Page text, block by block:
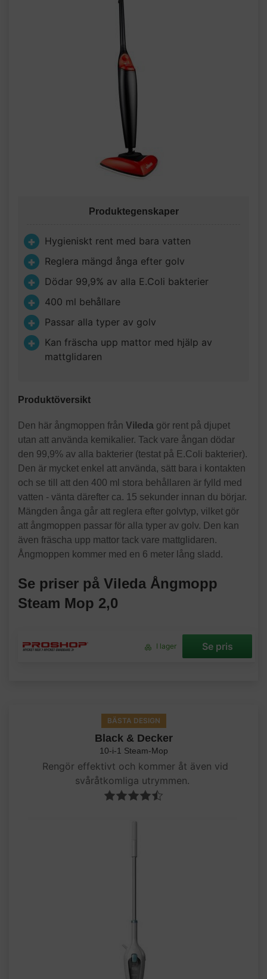
Produktegenskaper
Hygieniskt rent med bara vatten
Reglera mängd ånga efter golv
Dödar 99,9% av alla E.Coli bakterier
400 ml behållare
Passar alla typer av golv
Kan fräscha upp mattor med hjälp av
mattglidaren
Produktöversikt
Den här ångmoppen från Vileda gör rent på djupet
utan att använda kemikalier. Tack vare ångan dödar
den 99,9% av alla bakterier (testat på E.Coli bakterier).
Den är mycket enkel att använda, sätt bara i kontakten
och se till att den 400 ml stora behållaren är fylld med
vatten - vänta därefter ca. 15 sekunder innan du börjar.
Mängden ånga går att reglera efter golvtyp, vilket gör
att ångmoppen passar för alla typer av golv. Den kan
även fräscha upp mattor tack vare mattglidaren.
Ångmoppen kommer med en 6 meter lång sladd.
Se priser på Vileda Ångmopp
Steam Mop 2,0
I lager Se pris
BÄSTA DESIGN
Black & Decker
10-i-1 Steam-Mop
Rengör effektivt och kommer åt även vid
svåråtkomliga utrymmen.